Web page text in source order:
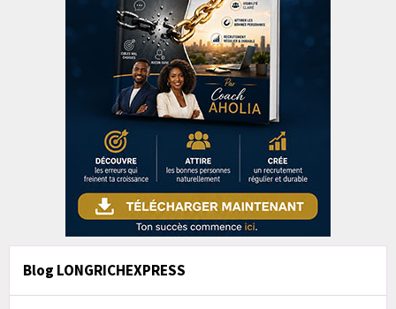
Blog LONGRICHEXPRESS